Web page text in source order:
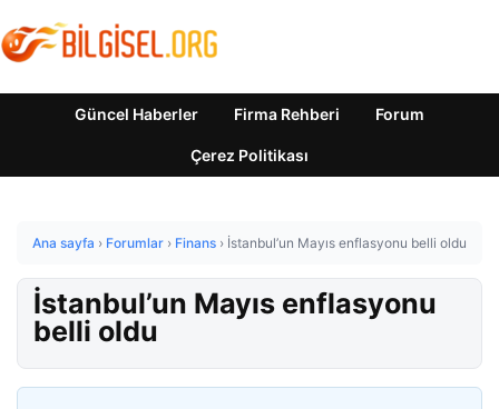
Güncel Haberler Firma Rehberi Forum
Çerez Politikası
Ana sayfa › Forumlar › Finans › İstanbul’un Mayıs enflasyonu belli oldu
İstanbul’un Mayıs enflasyonu
belli oldu